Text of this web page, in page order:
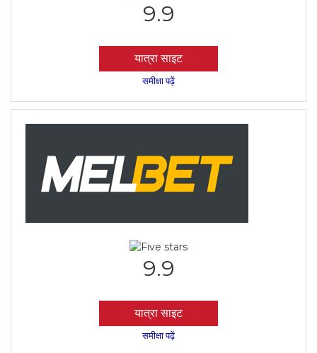
9.9
यात्रा साइट
समीक्षा पढ़ें
9.9
यात्रा साइट
समीक्षा पढ़ें